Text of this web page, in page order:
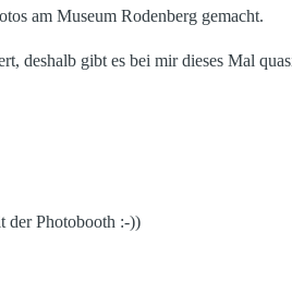
am Museum Rodenberg gemacht.
deshalb gibt es bei mir dieses Mal
der Photobooth :-))